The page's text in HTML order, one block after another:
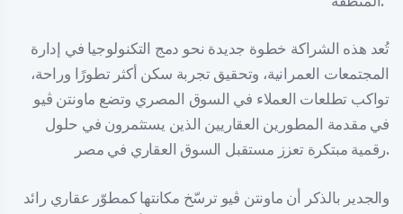
تُعد هذه الشراكة خطوة جديدة نحو دمج التكنولوجيا في إدارة
المجتمعات العمرانية، وتحقيق تجربة سكن أكثر تطورًا وراحة،
تواكب تطلعات العملاء في السوق المصري وتضع ماونتن ڤيو
في مقدمة المطورين العقاريين الذين يستثمرون في حلول
رقمية مبتكرة تعزز مستقبل السوق العقاري في مصر.
والجدير بالذكر أن ماونتن ڤيو ترسّخ مكانتها كمطوّر عقاري رائد